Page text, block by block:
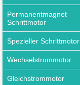
Permanentmagnet
Schrittmotor
Spezieller Schrittmotor
Wechselstrommotor
Gleichstrommotor